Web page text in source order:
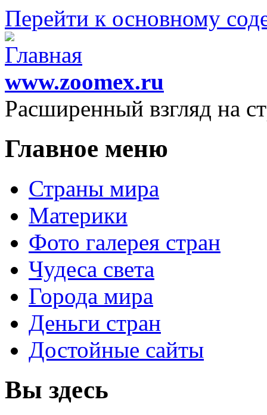
Перейти к основному
www.zoomex.ru
Расширенный взгляд на
Главное меню
Страны мира
Материки
Фото галерея стран
Чудеса света
Города мира
Деньги стран
Достойные сайты
Вы здесь